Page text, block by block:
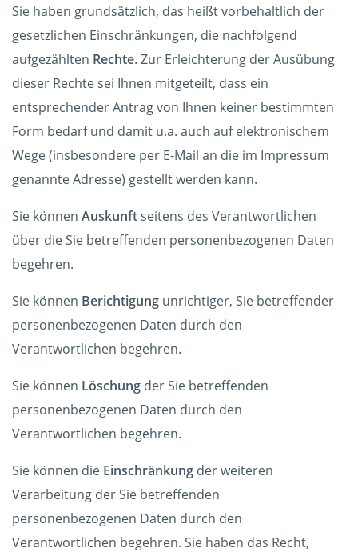
Sie haben grundsätzlich, das heißt vorbehaltlich der
gesetzlichen Einschränkungen, die nachfolgend
aufgezählten Rechte. Zur Erleichterung der Ausübung
dieser Rechte sei Ihnen mitgeteilt, dass ein
entsprechender Antrag von Ihnen keiner bestimmten
Form bedarf und damit u.a. auch auf elektronischem
Wege (insbesondere per E-Mail an die im Impressum
genannte Adresse) gestellt werden kann.
Sie können Auskunftseitens des Verantwortlichen
über die Sie betreffenden personenbezogenen Daten
begehren.
Sie können Berichtigung unrichtiger, Sie betreffender
personenbezogenen Daten durch den
Verantwortlichen begehren.
Sie können Löschung der Sie betreffenden
personenbezogenen Daten durch den
Verantwortlichen begehren.
Sie können die Einschränkung der weiteren
Verarbeitung der Sie betreffenden
personenbezogenen Daten durch den
Verantwortlichen begehren. Sie haben das Recht,